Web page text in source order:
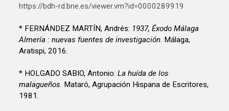
https://bdh-rd.bne.es/viewer.vm?id=0000289919
* FERNÁNDEZ MARTÍN, Andrés: 1937, Éxodo Málaga
Almería : nuevas fuentes de investigación. Málaga,
Aratispi, 2016.
* HOLGADO SABIO, Antonio:La huída de los
malagueños. Mataró, Agrupación Hispana de Escritores,
1981.